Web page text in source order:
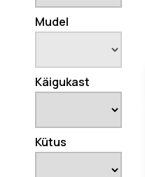
Mudel
Käigukast
Kütus